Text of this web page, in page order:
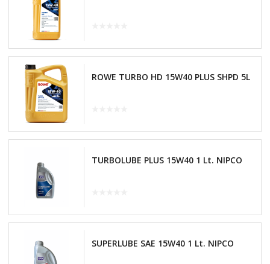
ROWE TURBO HD 15W40 PLUS SHPD 5L
TURBOLUBE PLUS 15W40 1 Lt. NIPCO
SUPERLUBE SAE 15W40 1 Lt. NIPCO